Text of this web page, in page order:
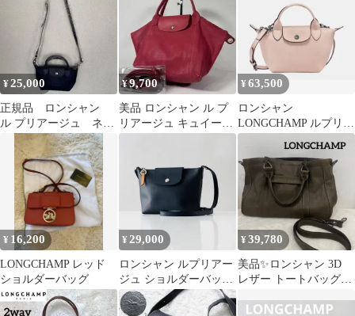
¥25,000
正規品 ロンシャン
ル プリアージュ ネオ
XSサイズ ネイビー
¥9,700
美品 ロンシャン ル プ
リアージュ キュイール
ハンドバッグ 2way レ
¥63,500
ロンシャン
LONGCHAMP ルプリア
ージュ トップハンドル
バッグ XS
¥ 16,200
LONGCHAMP レッド
ショルダーバッグ
¥29,000
ロンシャン ルプリアー
ジュ ショルダーバッグ
S シティ
¥39,780
美品✨ロンシャン 3D
レザー トートバッグ